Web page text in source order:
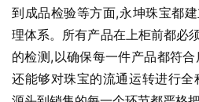
到成品检验等方面,永坤珠宝都
理体系。所有产品在上柜前都必
的检测,以确保每一件产品都符
还能够对珠宝的流通运转进行